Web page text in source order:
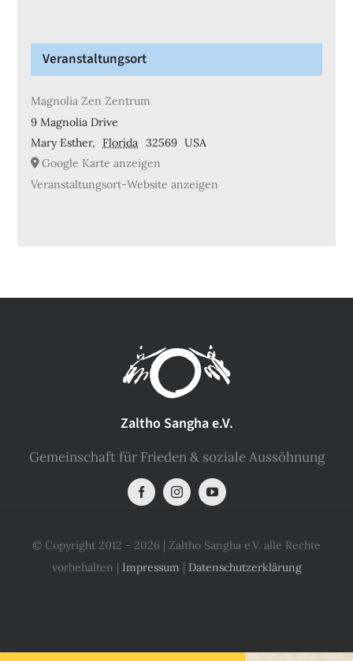
Veranstaltungsort
Magnolia Zen Zentrum
9 Magnolia Drive
Mary Esther, Florida 32569 USA
Google Karte anzeigen
Veranstaltungsort-Website anzeigen
Zaltho Sangha e.V.
Gemeinschaft für Frieden & soziale Aussöhnung
© Copyright 2012 - 2026 | Zaltho Sangha e.V. alle Rechte
vorbehalten | Impressum | Datenschutzerklärung